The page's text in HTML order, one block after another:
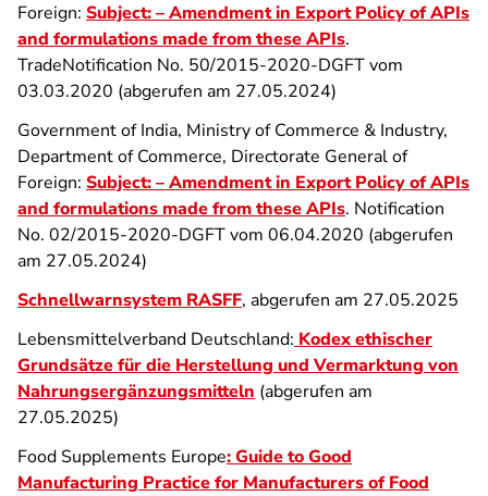
Foreign: Subject: – Amendment in Export Policy of APIs
and formulations made from these APIs.
TradeNotification No. 50/2015-2020-DGFT vom
03.03.2020 (abgerufen am 27.05.2024)
Government of India, Ministry of Commerce & Industry,
Department of Commerce, Directorate General of
Foreign: Subject: – Amendment in Export Policy of APIs
and formulations made from these APIs. Notification
No. 02/2015-2020-DGFT vom 06.04.2020 (abgerufen
am 27.05.2024)
Schnellwarnsystem RASFF, abgerufen am 27.05.2025
Lebensmittelverband Deutschland: Kodex ethischer
Grundsätze für die Herstellung und Vermarktung von
Nahrungsergänzungsmitteln (abgerufen am
27.05.2025)
Food Supplements Europe: Guide to Good
Manufacturing Practice for Manufacturers of Food